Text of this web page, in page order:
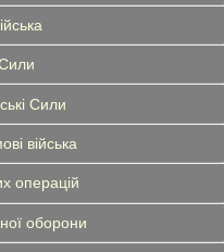
Сили
війська
операцій
оборони